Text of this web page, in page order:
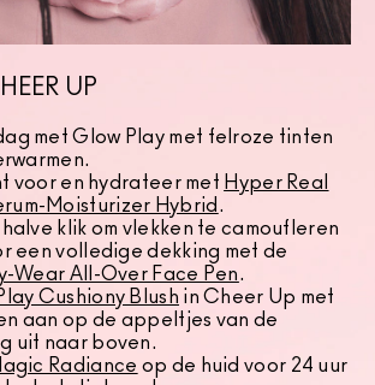
UP
met Glow Play met felroze tinten
voor en hydrateer met Hyper Real
Moisturizer Hybrid .
klik om vlekken te camoufleren
een volledige dekking met de
Wear All-Over Face Pen.
Cushiony Blush in Cheer Up met
aan op de appeltjes van de
uit naar boven.
Radiance op de huid voor 24 uur